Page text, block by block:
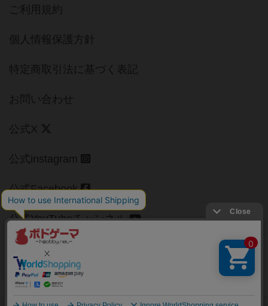
ご利用規約
個人情報保護方針
特定商取引法に基づく表記
お問い合わせ
公式X
公式instagram
公式Facebook
公式YouTubeチャンネル